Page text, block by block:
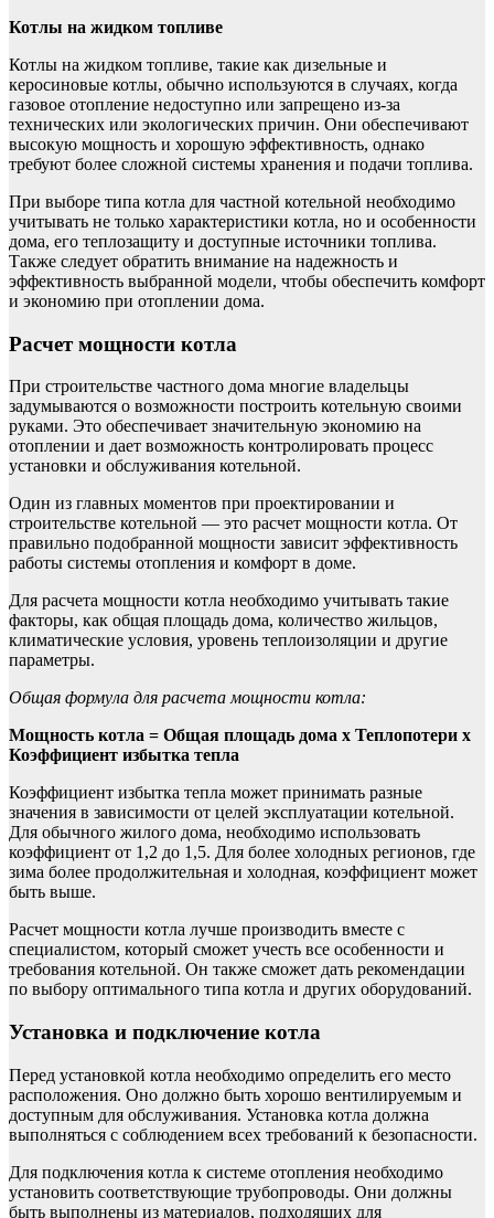
Котлы на жидком топливе
Котлы на жидком топливе, такие как дизельные и
керосиновые котлы, обычно используются в случаях, когда
газовое отопление недоступно или запрещено из-за
технических или экологических причин. Они обеспечивают
высокую мощность и хорошую эффективность, однако
требуют более сложной системы хранения и подачи топлива.
При выборе типа котла для частной котельной необходимо
учитывать не только характеристики котла, но и особенности
дома, его теплозащиту и доступные источники топлива.
Также следует обратить внимание на надежность и
эффективность выбранной модели, чтобы обеспечить комфорт
и экономию при отоплении дома.
Расчет мощности котла
При строительстве частного дома многие владельцы
задумываются о возможности построить котельную своими
руками. Это обеспечивает значительную экономию на
отоплении и дает возможность контролировать процесс
установки и обслуживания котельной.
Один из главных моментов при проектировании и
строительстве котельной — это расчет мощности котла. От
правильно подобранной мощности зависит эффективность
работы системы отопления и комфорт в доме.
Для расчета мощности котла необходимо учитывать такие
факторы, как общая площадь дома, количество жильцов,
климатические условия, уровень теплоизоляции и другие
параметры.
Общая формула для расчета мощности котла:
Мощность котла = Общая площадь дома х Теплопотери х
Коэффициент избытка тепла
Коэффициент избытка тепла может принимать разные
значения в зависимости от целей эксплуатации котельной.
Для обычного жилого дома, необходимо использовать
коэффициент от 1,2 до 1,5. Для более холодных регионов, где
зима более продолжительная и холодная, коэффициент может
быть выше.
Расчет мощности котла лучше производить вместе с
специалистом, который сможет учесть все особенности и
требования котельной. Он также сможет дать рекомендации
по выбору оптимального типа котла и других оборудований.
Установка и подключение котла
Перед установкой котла необходимо определить его место
расположения. Оно должно быть хорошо вентилируемым и
доступным для обслуживания. Установка котла должна
выполняться с соблюдением всех требований к безопасности.
Для подключения котла к системе отопления необходимо
установить соответствующие трубопроводы. Они должны
быть выполнены из материалов, подходящих для